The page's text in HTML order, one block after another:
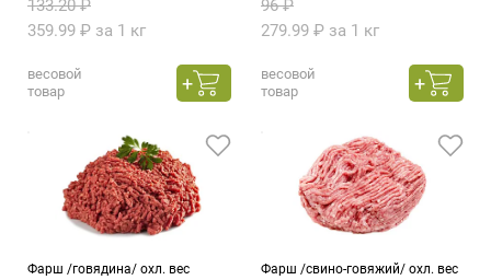
133.20 ₽
359.99 ₽ за 1 кг
весовой
товар
96 ₽
279.99 ₽ за 1 кг
весовой
товар
Фарш /говядина/ охл. вес Фарш /свино-говяжий/ охл. вес